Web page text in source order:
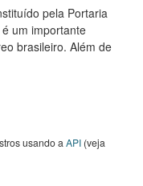
pela Portaria
um importante
brasileiro. Além de
usando a API (veja